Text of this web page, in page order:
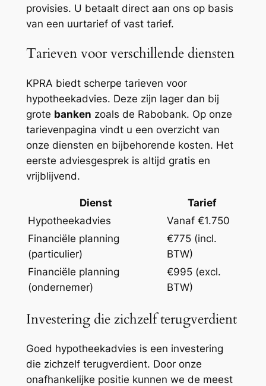
provisies. U betaalt direct aan ons op basis
van een uurtarief of vast tarief.
Tarieven voor verschillende diensten
KPRA biedt scherpe tarieven voor
hypotheekadvies. Deze zijn lager dan bij
grote banken zoals de Rabobank. Op onze
tarievenpagina vindt u een overzicht van
onze diensten en bijbehorende kosten. Het
eerste adviesgesprek is altijd gratis en
vrijblijvend.
Dienst
Tarief
Hypotheekadvies
Vanaf €1.750
Financiële planning
(particulier)
€775 (incl.
BTW)
Financiële planning
(ondernemer)
€995 (excl.
BTW)
Investering die zichzelf terugverdient
Goed hypotheekadvies is een investering
die zichzelf terugverdient. Door onze
onafhankelijke positie kunnen we de meest